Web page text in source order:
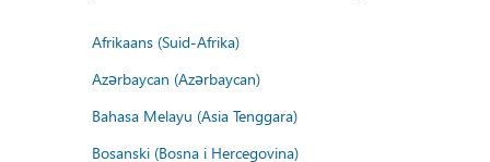
Afrikaans (Suid-Afrika)
Azərbaycan (Azərbaycan)
Bahasa Melayu (Asia Tenggara)
Bosanski (Bosna i Hercegovina)